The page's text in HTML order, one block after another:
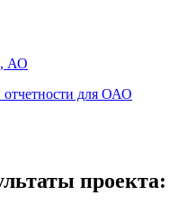
АО
отчетности для ОАО
проекта: